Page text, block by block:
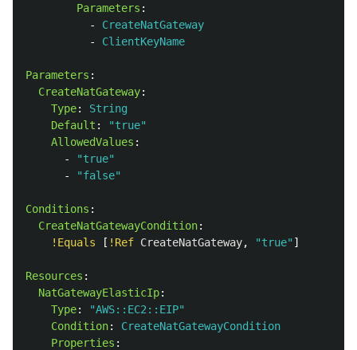
Parameters :
-
CreateNatGateway
-
ClientKeyName
Parameters :
CreateNatGateway:
Type:
String
Default : "true"
AllowedValues :
-
"true"
-
"false"
Conditions :
CreateNatGatewayCondition:
!Equals
[ !Ref CreateNatGateway, "true" ]
Resources :
NatGatewayElasticIp:
Type: "AWS::EC2::EIP"
Condition:
CreateNatGatewayCondition
Properties :